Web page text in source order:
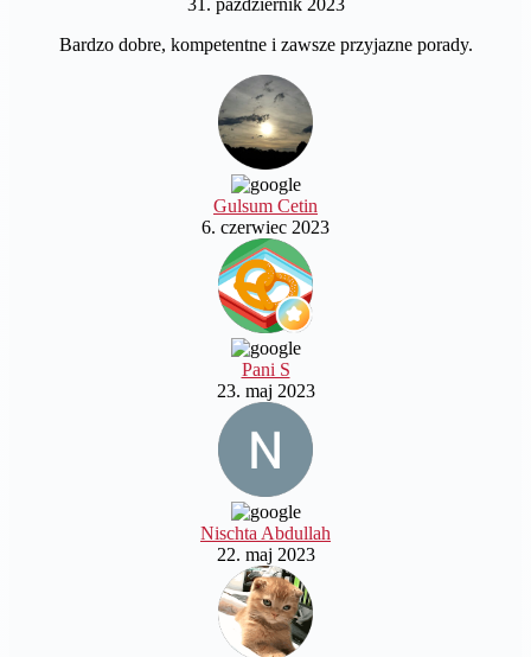
31. październik 2023
Bardzo dobre, kompetentne i zawsze przyjazne porady.
Gulsum Cetin
6. czerwiec 2023
Pani S
23. maj 2023
Nischta Abdullah
22. maj 2023